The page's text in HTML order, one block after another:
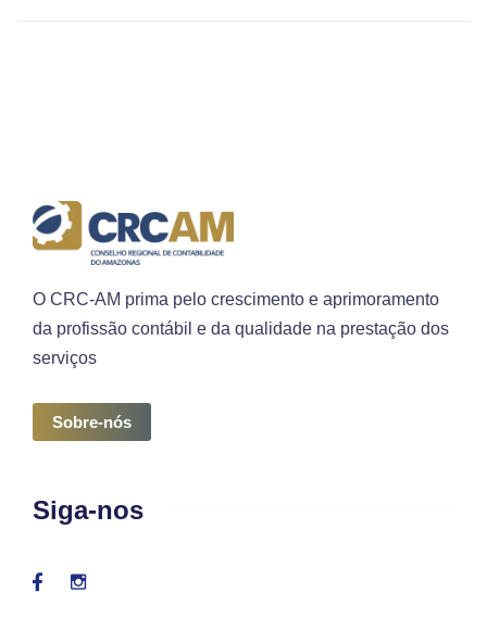
O CRC-AM prima pelo crescimento e aprimoramento
da profissão contábil e da qualidade na prestação dos
serviços
Sobre-nós
Siga-nos